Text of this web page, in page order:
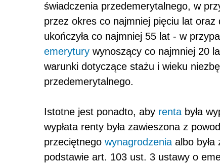
świadczenia przedemerytalnego, w
przez okres co najmniej pięciu lat
ukończyła co najmniej 55 lat - w
emerytury wynoszący co najmniej 20
warunki dotyczące stażu i wieku
przedemerytalnego.
Istotne jest ponadto, aby renta była
wypłata renty była zawieszona z
przeciętnego wynagrodzenia albo
podstawie art. 103 ust. 3 ustawy o